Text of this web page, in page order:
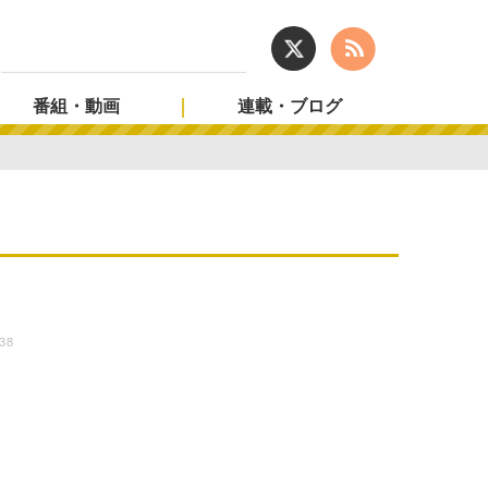
番組・動画 連載・ブログ